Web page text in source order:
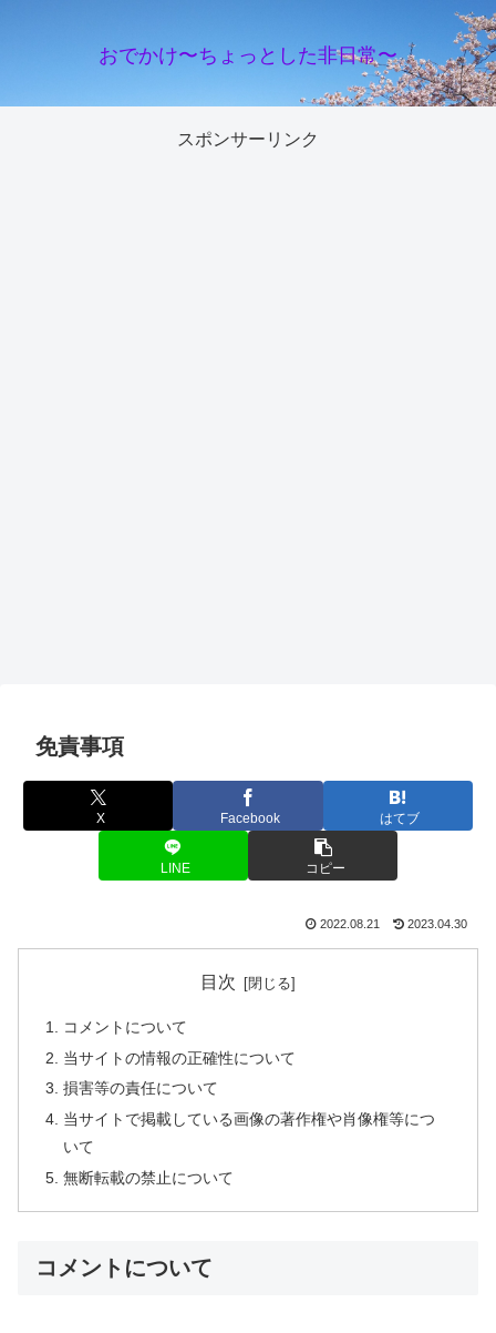
おでかけ〜ちょっとした非日常〜
スポンサーリンク
免責事項
X Facebook はてブ
LINE コピー
2022.08.21 2023.04.30
目次
コメントについて
当サイトの情報の正確性について
損害等の責任について
当サイトで掲載している画像の著作権や肖像権等につ
いて
無断転載の禁止について
コメントについて